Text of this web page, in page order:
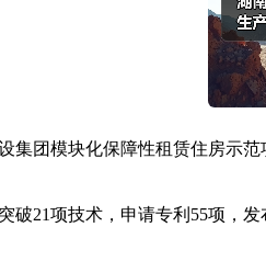
团模块化保障性租赁住房示范
项技术，申请专利55项，发